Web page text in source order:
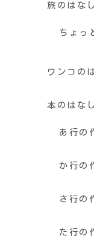
旅のはなし
ちょっ
ワンコの
本のはなし
あ行の
か行の
さ行の
た行の